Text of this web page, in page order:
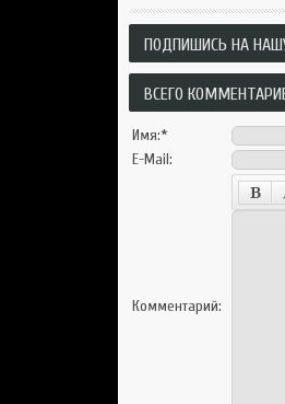
ПОДПИШИСЬ НА
ВСЕГО
Имя:*
E-Mail:
Комментарий: